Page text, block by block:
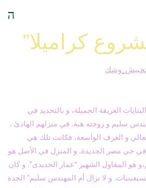
كراميلا”
العريقة الجميلة، و بالتحديد في
سليم و زوجته هبة. في منزلهم الهادئ ،
و الغرف الواسعة، فكانت تلك هي
في حي مصر الجديدة. و المنزل في الأصل هو
هو المقاول الشهير “عمار الحديدى”. و كان
و لا تزال أم المهندس سليم” الجدة